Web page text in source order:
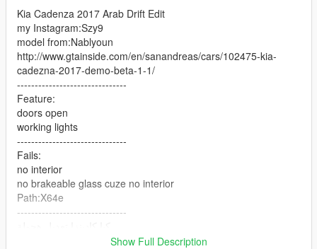
Kia Cadenza 2017 Arab Drift Edit
my Instagram:Szy9
model from:Nablyoun
http://www.gtainside.com/en/sanandreas/cars/102475-kia-
cadezna-2017-demo-beta-1-1/
-------------------------------
Feature:
doors open
working lights
-------------------------------
Fails:
no interior
no brakeable glass cuze no interior
Path:X64e
-------------------------------
Show Full Description